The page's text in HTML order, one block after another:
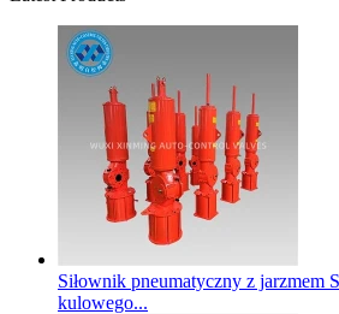
Siłownik pneumatyczny z jarzmem
kulowego...